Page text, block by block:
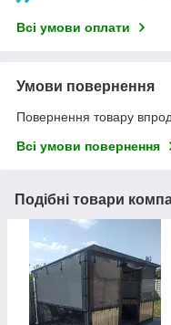
Всі умови оплати
Умови повернення
Повернення товару
Всі умови повернення
Подібні товари